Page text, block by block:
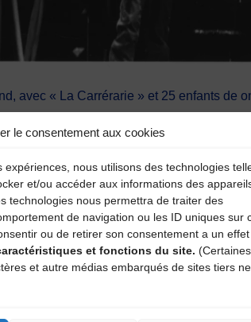
le consentement aux cookies
expériences, nous utilisons des technologies
et/ou accéder aux informations des
technologies nous permettra de traiter des
de navigation ou les ID uniques sur
ou de retirer son consentement a un effet
et fonctions du site. (Certaines
et autre médias embarqués de sites tiers ne
avec « La Carrérarie » et 25 enfants de